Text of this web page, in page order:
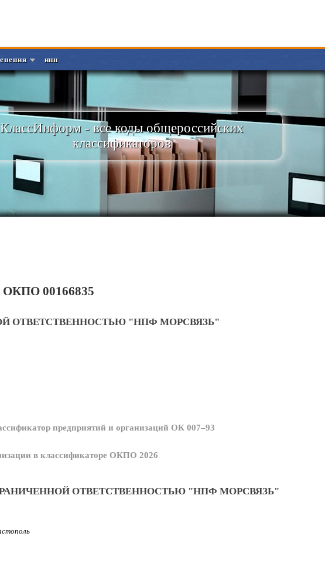
инн
КлассИнформ - все коды общероссийских
классификаторов
ОКПО 00166835
ОТВЕТСТВЕННОСТЬЮ "НПФ МОРСВЯЗЬ"
предприятий и организаций ОК 007–93
в классификаторе ОКПО 2026
ОТВЕТСТВЕННОСТЬЮ "НПФ МОРСВЯЗЬ"